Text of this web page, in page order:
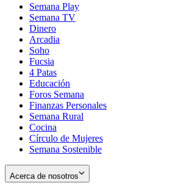
Semana Play
Semana TV
Dinero
Arcadia
Soho
in
new
window
Fucsia
in
new
window
4 Patas
Educación
Foros Semana
Finanzas Personales
Semana Rural
Cocina
Círculo de Mujeres
Semana Sostenible
Acerca de nosotros